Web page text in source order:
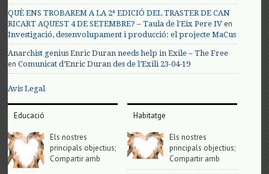
QUÈ ENS TROBAREM A LA 2ª EDICIÓ DEL TRASTER DE CAN
RICART AQUEST 4 DE SETEMBRE? – Taula de l'Eix Pere IV en
Investigació, desenvolupament i producció: el projecte MaCus
Anarchist genius Enric Duran needs help in Exile – The Free
enComunicat d’Enric Duran des de l’Exili 23-04-19
Avis Legal
Educació
Els nostres
principals objectius;
Compartir amb
Habitatge
Els nostres
principals objectius;
Compartir amb